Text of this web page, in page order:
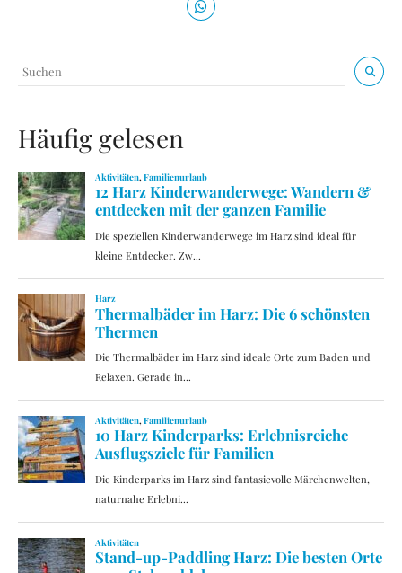
Häufig gelesen